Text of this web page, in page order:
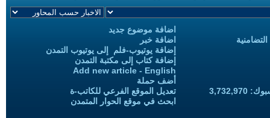
اضافة موضوع جديد
اضافة خبر
إضافة يوتيوب-فلم إلى يوتيوب التمدن
إضافة كتاب إلى مكتبة التمدن
Add new article - English
أضف حملة
تعديل الموقع الفرعي للكاتب-ة
ابحث في موقع الحوار المتمدن